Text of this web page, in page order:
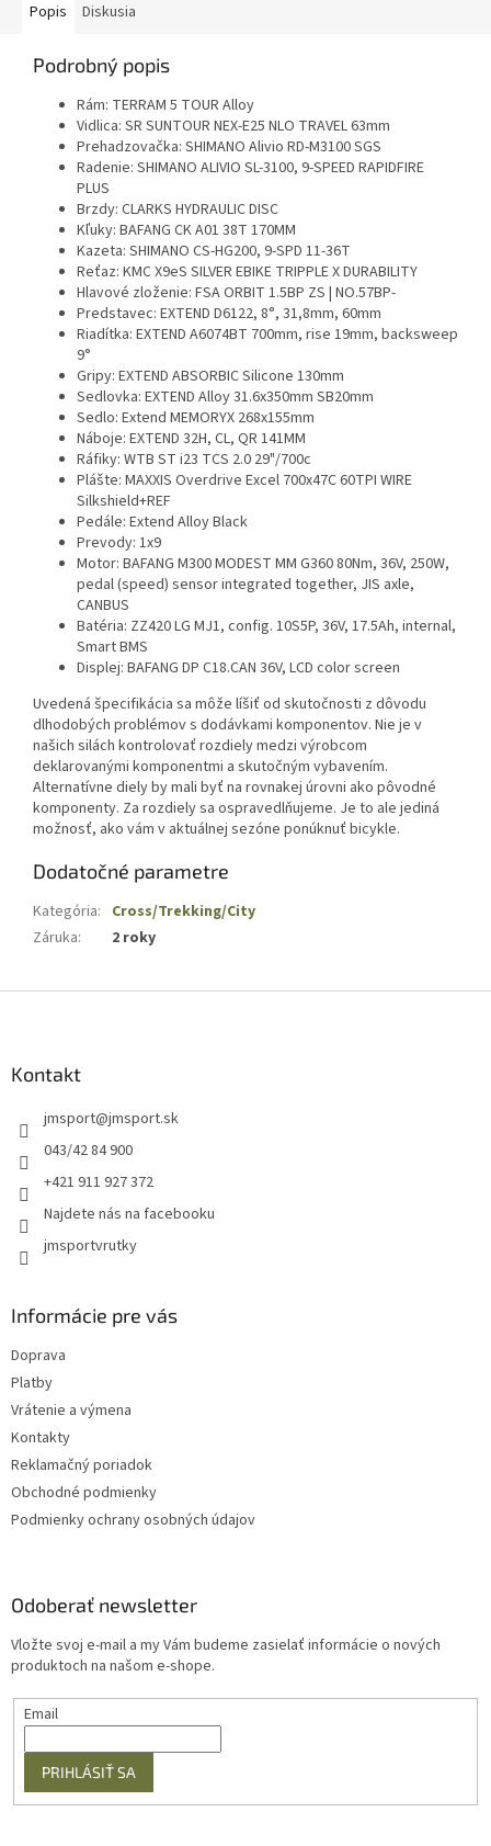
Popis Diskusia
Podrobný popis
Rám: TERRAM 5 TOUR Alloy
Vidlica: SR SUNTOUR NEX-E25 NLO TRAVEL 63mm
Prehadzovačka: SHIMANO Alivio RD-M3100 SGS
Radenie: SHIMANO ALIVIO SL-3100, 9-SPEED RAPIDFIRE
PLUS
Brzdy: CLARKS HYDRAULIC DISC
Kľuky: BAFANG CK A01 38T 170MM
Kazeta: SHIMANO CS-HG200, 9-SPD 11-36T
Reťaz: KMC X9eS SILVER EBIKE TRIPPLE X DURABILITY
Hlavové zloženie: FSA ORBIT 1.5BP ZS | NO.57BP-
Predstavec: EXTEND D6122, 8°, 31,8mm, 60mm
Riadítka: EXTEND A6074BT 700mm, rise 19mm, backsweep
9°
Gripy: EXTEND ABSORBIC Silicone 130mm
Sedlovka: EXTEND Alloy 31.6x350mm SB20mm
Sedlo: Extend MEMORYX 268x155mm
Náboje: EXTEND 32H, CL, QR 141MM
Ráfiky: WTB ST i23 TCS 2.0 29"/700c
Plášte: MAXXIS Overdrive Excel 700x47C 60TPI WIRE
Silkshield+REF
Pedále: Extend Alloy Black
Prevody: 1x9
Motor: BAFANG M300 MODEST MM G360 80Nm, 36V, 250W,
pedal (speed) sensor integrated together, JIS axle,
CANBUS
Batéria: ZZ420 LG MJ1, config. 10S5P, 36V, 17.5Ah, internal,
Smart BMS
Displej: BAFANG DP C18.CAN 36V, LCD color screen
Uvedená špecifikácia sa môže líšiť od skutočnosti z dôvodu
dlhodobých problémov s dodávkami komponentov. Nie je v
našich silách kontrolovať rozdiely medzi výrobcom
deklarovanými komponentmi a skutočným vybavením.
Alternatívne diely by mali byť na rovnakej úrovni ako pôvodné
komponenty. Za rozdiely sa ospravedlňujeme. Je to ale jediná
možnosť, ako vám v aktuálnej sezóne ponúknuť bicykle.
Dodatočné parametre
Kategória: Cross/Trekking/City
Záruka: 2 roky
Kontakt
jmsport@jmsport.sk
043/42 84 900
+421 911 927 372
Najdete nás na facebooku
jmsportvrutky
Informácie pre vás
Doprava
Platby
Vrátenie a výmena
Kontakty
Reklamačný poriadok
Obchodné podmienky
Podmienky ochrany osobných údajov
Odoberať newsletter
Vložte svoj e-mail a my Vám budeme zasielať informácie o nových
produktoch na našom e-shope.
Email
PRIHLÁSIŤ SA